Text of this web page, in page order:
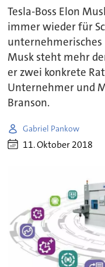
Tesla-Boss Elon
immer wieder für
Musk steht mehr
er zwei konkrete
Unternehmer und
Branson.
Gabriel Pankow
11. Oktober 2018